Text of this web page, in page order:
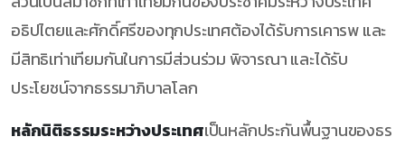
อธิปไตยและศักดิ์ศรีของทุกประเทศต้องได้รับการเคารพ และ
มีสิทธิเท่าเทียมกันในการมีส่วนร่วม พิจารณา และได้รับ
ประโยชน์จากธรรมาภิบาลโลก
หลักนิติธรรมระหว่างประเทศเป็นหลักประกันพื้นฐานของธร